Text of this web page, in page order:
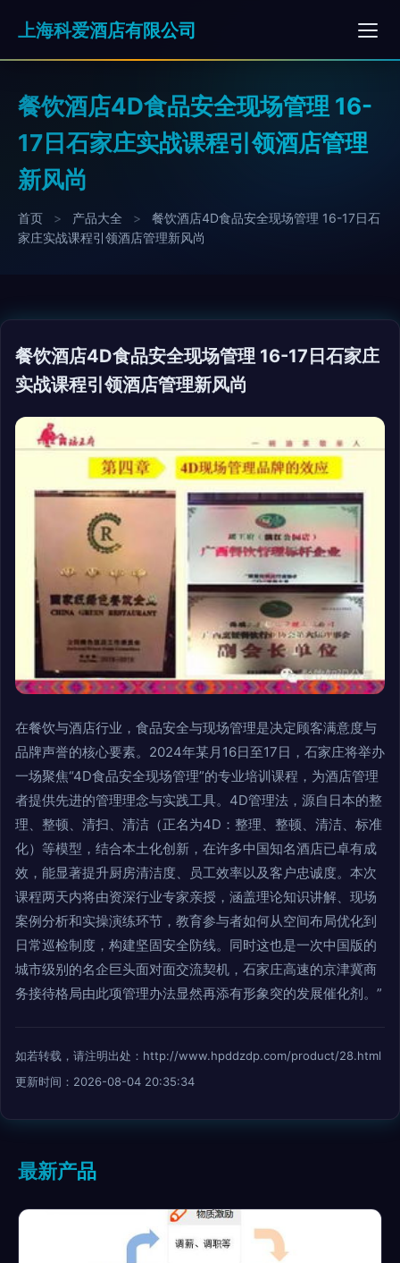
上海科爱酒店有限公司
餐饮酒店4D食品安全现场管理 16-
17日石家庄实战课程引领酒店管理
新风尚
首页 > 产品大全 >
餐饮酒店4D食品安全现场管理 16-17日石
家庄实战课程引领酒店管理新风尚
餐饮酒店4D食品安全现场管理 16-17日石家庄
实战课程引领酒店管理新风尚
在餐饮与酒店行业，食品安全与现场管理是决定顾客满意度与
品牌声誉的核心要素。2024年某月16日至17日，石家庄将举办
一场聚焦“4D食品安全现场管理”的专业培训课程，为酒店管理
者提供先进的管理理念与实践工具。4D管理法，源自日本的整
理、整顿、清扫、清洁（正名为4D：整理、整顿、清洁、标准
化）等模型，结合本土化创新，在许多中国知名酒店已卓有成
效，能显著提升厨房清洁度、员工效率以及客户忠诚度。本次
课程两天内将由资深行业专家亲授，涵盖理论知识讲解、现场
案例分析和实操演练环节，教育参与者如何从空间布局优化到
日常巡检制度，构建坚固安全防线。同时这也是一次中国版的
城市级别的名企巨头面对面交流契机，石家庄高速的京津冀商
务接待格局由此项管理办法显然再添有形象突的发展催化剂。”
如若转载，请注明出处：http://www.hpddzdp.com/product/28.html
更新时间：2026-08-04 20:35:34
最新产品